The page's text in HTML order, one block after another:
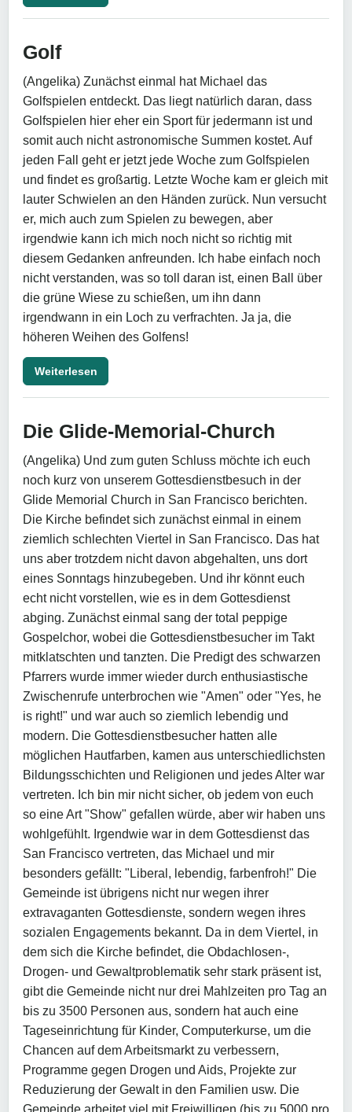
Golf
(Angelika) Zunächst einmal hat Michael das
Golfspielen entdeckt. Das liegt natürlich daran, dass
Golfspielen hier eher ein Sport für jedermann ist und
somit auch nicht astronomische Summen kostet. Auf
jeden Fall geht er jetzt jede Woche zum Golfspielen
und findet es großartig. Letzte Woche kam er gleich mit
lauter Schwielen an den Händen zurück. Nun versucht
er, mich auch zum Spielen zu bewegen, aber
irgendwie kann ich mich noch nicht so richtig mit
diesem Gedanken anfreunden. Ich habe einfach noch
nicht verstanden, was so toll daran ist, einen Ball über
die grüne Wiese zu schießen, um ihn dann
irgendwann in ein Loch zu verfrachten. Ja ja, die
höheren Weihen des Golfens!
Weiterlesen
Die Glide-Memorial-Church
(Angelika) Und zum guten Schluss möchte ich euch
noch kurz von unserem Gottesdienstbesuch in der
Glide Memorial Church in San Francisco berichten.
Die Kirche befindet sich zunächst einmal in einem
ziemlich schlechten Viertel in San Francisco. Das hat
uns aber trotzdem nicht davon abgehalten, uns dort
eines Sonntags hinzubegeben. Und ihr könnt euch
echt nicht vorstellen, wie es in dem Gottesdienst
abging. Zunächst einmal sang der total peppige
Gospelchor, wobei die Gottesdienstbesucher im Takt
mitklatschten und tanzten. Die Predigt des schwarzen
Pfarrers wurde immer wieder durch enthusiastische
Zwischenrufe unterbrochen wie "Amen" oder "Yes, he
is right!" und war auch so ziemlich lebendig und
modern. Die Gottesdienstbesucher hatten alle
möglichen Hautfarben, kamen aus unterschiedlichsten
Bildungsschichten und Religionen und jedes Alter war
vertreten. Ich bin mir nicht sicher, ob jedem von euch
so eine Art "Show" gefallen würde, aber wir haben uns
wohlgefühlt. Irgendwie war in dem Gottesdienst das
San Francisco vertreten, das Michael und mir
besonders gefällt: "Liberal, lebendig, farbenfroh!" Die
Gemeinde ist übrigens nicht nur wegen ihrer
extravaganten Gottesdienste, sondern wegen ihres
sozialen Engagements bekannt. Da in dem Viertel, in
dem sich die Kirche befindet, die Obdachlosen-,
Drogen- und Gewaltproblematik sehr stark präsent ist,
gibt die Gemeinde nicht nur drei Mahlzeiten pro Tag an
bis zu 3500 Personen aus, sondern hat auch eine
Tageseinrichtung für Kinder, Computerkurse, um die
Chancen auf dem Arbeitsmarkt zu verbessern,
Programme gegen Drogen und Aids, Projekte zur
Reduzierung der Gewalt in den Familien usw. Die
Gemeinde arbeitet viel mit Freiwilligen (bis zu 5000 pro